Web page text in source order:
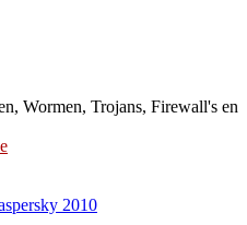
Wormen, Trojans, Firewall's en
2010